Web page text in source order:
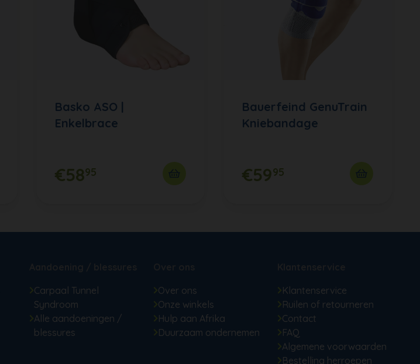
Basko ASO |
Enkelbrace
€5895
Bauerfeind GenuTrain
Kniebandage
€5995
Carpaal Tunnel
Syndroom
Alle aandoeningen /
blessures
Over ons
Onze winkels
Hulp aan Afrika
Duurzaam ondernemen
Klantenservice
Ruilen of retourneren
Contact
FAQ
Algemene voorwaarden
Bestelling herroepen